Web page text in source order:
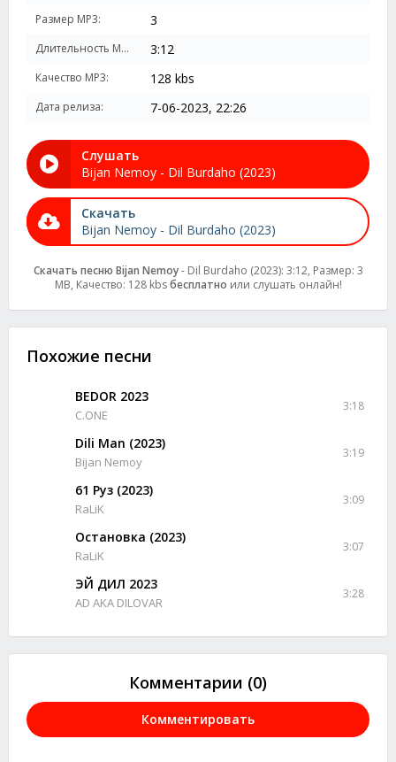
Размер MP3: 3
Длительность MP3: 3:12
Качество MP3: 128 kbs
Дата релиза: 7-06-2023, 22:26
Слушать
Bijan Nemoy - Dil Burdaho (2023)
Скачать
Bijan Nemoy - Dil Burdaho (2023)
Скачать песню Bijan Nemoy- Dil Burdaho (2023): 3:12, Размер: 3
MB, Качество: 128 kbsбесплатно или слушать онлайн!
Похожие песни
BEDOR 2023
C.ONE
3:18
Dili Man (2023)
Bijan Nemoy
3:19
61 Руз (2023)
RaLiK
3:09
Остановка (2023)
RaLiK
3:07
ЭЙ ДИЛ 2023
AD AKA DILOVAR
3:28
Комментарии (0)
Комментировать